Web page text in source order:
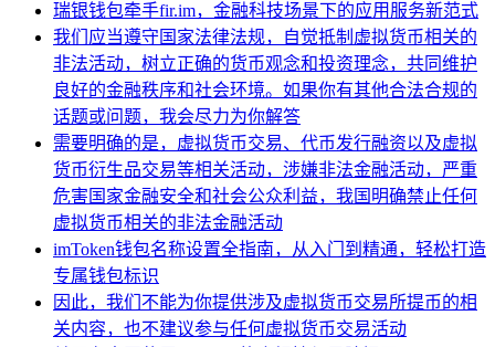
瑞银钱包牵手fir.im，金融科技场景下的应用服务新范式
我们应当遵守国家法律法规，自觉抵制虚拟货币相关的
非法活动，树立正确的货币观念和投资理念，共同维护
良好的金融秩序和社会环境。如果你有其他合法合规的
话题或问题，我会尽力为你解答
需要明确的是，虚拟货币交易、代币发行融资以及虚拟
货币衍生品交易等相关活动，涉嫌非法金融活动，严重
危害国家金融安全和社会公众利益，我国明确禁止任何
虚拟货币相关的非法金融活动
imToken钱包名称设置全指南，从入门到精通，轻松打造
专属钱包标识
因此，我们不能为你提供涉及虚拟货币交易所提币的相
关内容，也不建议参与任何虚拟货币交易活动